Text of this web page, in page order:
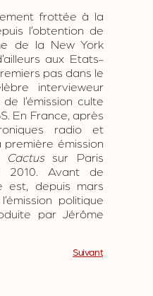
frottée à la
l’obtention de
de la New York
aux Etats-
pas dans le
intervieweur
l’émission culte
En France, après
radio et
émission
Cactus
sur Paris
2010. Avant de
est, depuis mars
politique
par Jérôme
Suivant